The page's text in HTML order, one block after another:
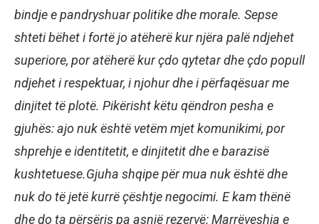
bindje e pandryshuar politike dhe morale. Sepse
shteti bëhet i fortë jo atëherë kur njëra palë ndjehet
superiore, por atëherë kur çdo qytetar dhe çdo popull
ndjehet i respektuar, i njohur dhe i përfaqësuar me
dinjitet të plotë. Pikërisht këtu qëndron pesha e
gjuhës: ajo nuk është vetëm mjet komunikimi, por
shprehje e identitetit, e dinjitetit dhe e barazisë
kushtetuese.Gjuha shqipe për mua nuk është dhe
nuk do të jetë kurrë çështje negocimi. E kam thënë
dhe do ta përsëris pa asnjë rezervë: Marrëveshja e